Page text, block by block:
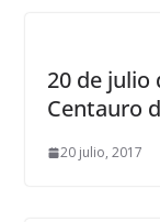
20 de julio
Centauro
20 julio, 2017